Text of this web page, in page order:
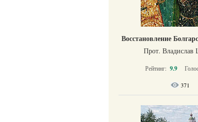
Восстановление
Прот. Владислав
Рейтинг: 9.9
371